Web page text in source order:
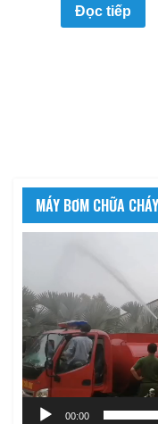
Đọc tiếp
MÁY BƠM CHỮA
Video
00:00